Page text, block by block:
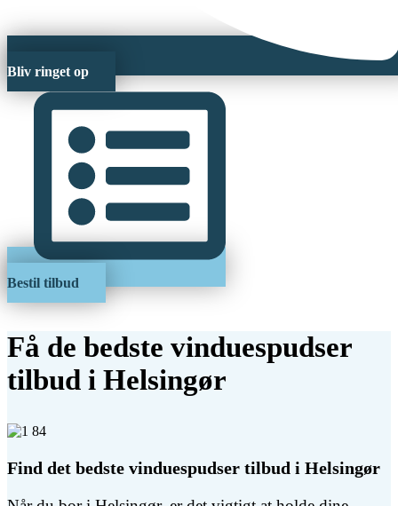
Bliv ringet op
Bestil tilbud
Få de bedste vinduespudser
tilbud i Helsingør
Find det bedste vinduespudser tilbud i Helsingør